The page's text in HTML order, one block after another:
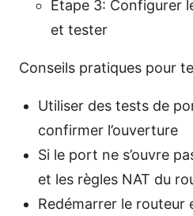
Étape 3: Configurer
et tester
Conseils pratiques pour
Utiliser des tests de
confirmer l’ouverture
Si le port ne s’ouvre
et les règles NAT du
Redémarrer le routeur